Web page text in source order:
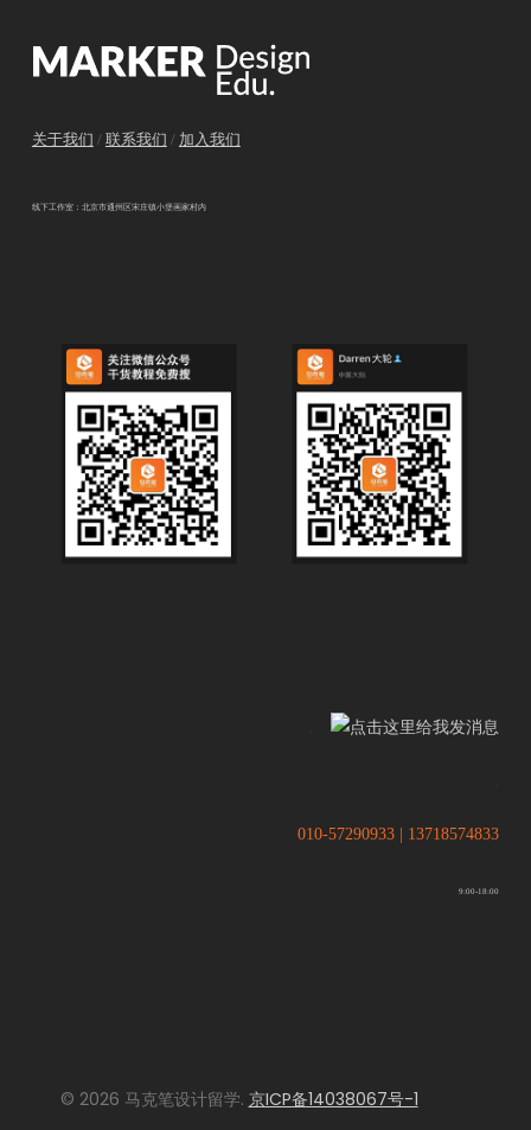
关于我们 / 联系我们 / 加入我们
线下工作室：北京市通州区宋庄镇小堡画家村内
010-57290933 | 13718574833
9:00-18:00
© 2026 马克笔设计留学. 京ICP备14038067号-1